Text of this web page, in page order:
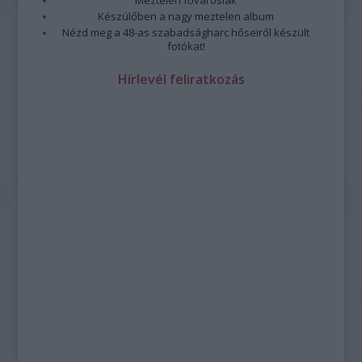
Készülőben a nagy meztelen album
Nézd meg a 48-as szabadságharc hőseiről készült
fotókat!
Hírlevél feliratkozás